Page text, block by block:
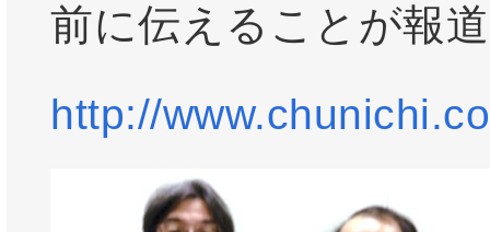
前に伝えることが報
http://